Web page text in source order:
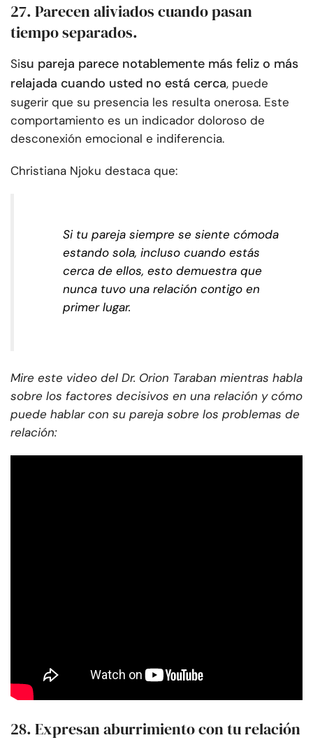
27. Parecen aliviados cuando pasan
tiempo separados.
Sisu pareja parece notablemente más feliz o más
relajada cuando usted no está cerca, puede
sugerir que su presencia les resulta onerosa. Este
comportamiento es un indicador doloroso de
desconexión emocional e indiferencia.
Christiana Njoku destaca que:
Si tu pareja siempre se siente cómoda
estando sola, incluso cuando estás
cerca de ellos, esto demuestra que
nunca tuvo una relación contigo en
primer lugar.
Mire este video del Dr. Orion Taraban mientras habla
sobre los factores decisivos en una relación y cómo
puede hablar con su pareja sobre los problemas de
relación:
28. Expresan aburrimiento con tu relación